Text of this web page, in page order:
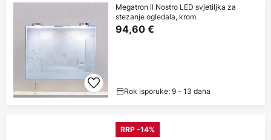
Megatron il Nostro LED svjetiljka za
stezanje ogledala, krom
94,60 €
Rok isporuke: 9 - 13 dana
RRP -14%